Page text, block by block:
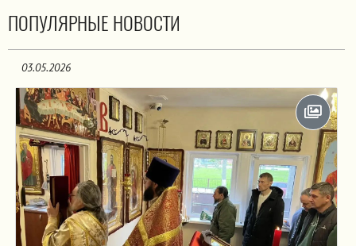
ПОПУЛЯРНЫЕ НОВОСТИ
03.05.2026